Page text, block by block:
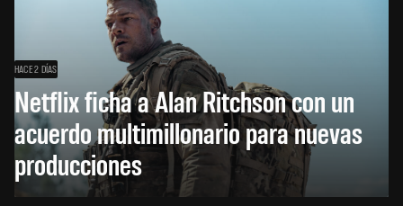
HACE 2 DÍAS
Netflix ficha a Alan Ritchson con un
acuerdo multimillonario para nuevas
producciones